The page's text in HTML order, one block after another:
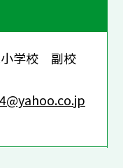
小学校 副校